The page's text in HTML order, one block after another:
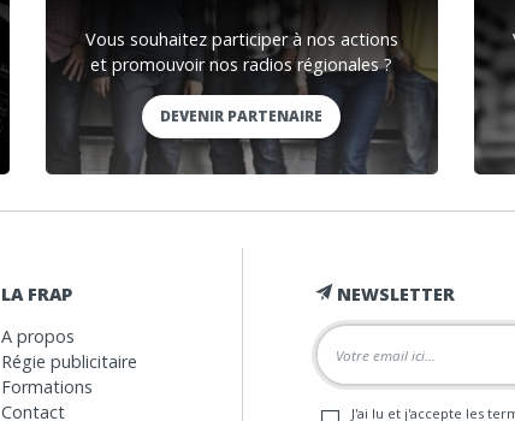
Vous souhaitez participer à nos actions
et promouvoir nos radios régionales ?
DEVENIR PARTENAIRE
LA FRAP
A propos
Régie publicitaire
Formations
Contact
NEWSLETTER
J'ai lu et j'accepte les